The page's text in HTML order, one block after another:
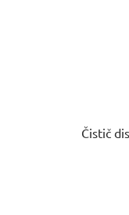
Čistič